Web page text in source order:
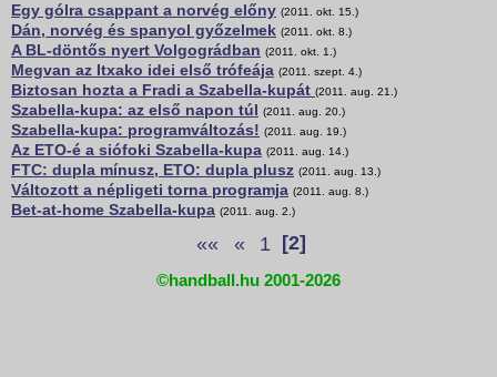
Egy gólra csappant a norvég előny (2011. okt. 15.)
Dán, norvég és spanyol győzelmek (2011. okt. 8.)
A BL-döntős nyert Volgográdban (2011. okt. 1.)
Megvan az Itxako idei első trófeája (2011. szept. 4.)
Biztosan hozta a Fradi a Szabella-kupát (2011. aug. 21.)
Szabella-kupa: az első napon túl (2011. aug. 20.)
Szabella-kupa: programváltozás! (2011. aug. 19.)
Az ETO-é a siófoki Szabella-kupa (2011. aug. 14.)
FTC: dupla mínusz, ETO: dupla plusz (2011. aug. 13.)
Változott a népligeti torna programja (2011. aug. 8.)
Bet-at-home Szabella-kupa (2011. aug. 2.)
«« « 1 [2]
©handball.hu 2001-2026